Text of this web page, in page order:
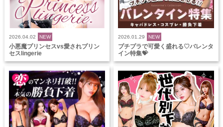
2026.04.02 NEW
小悪魔プリンセスvs愛されプリン
セスlingerie
2026.01.29 NEW
プチプラで可愛く盛れる♡バレンタ
イン特集💝